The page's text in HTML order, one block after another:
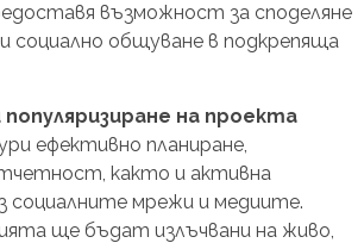
възможност за споделяне
и социално общуване в подкрепяща
популяризиране на проекта
ефективно планиране,
както и активна
социалните мрежи и медиите.
ще бъдат излъчвани на живо,